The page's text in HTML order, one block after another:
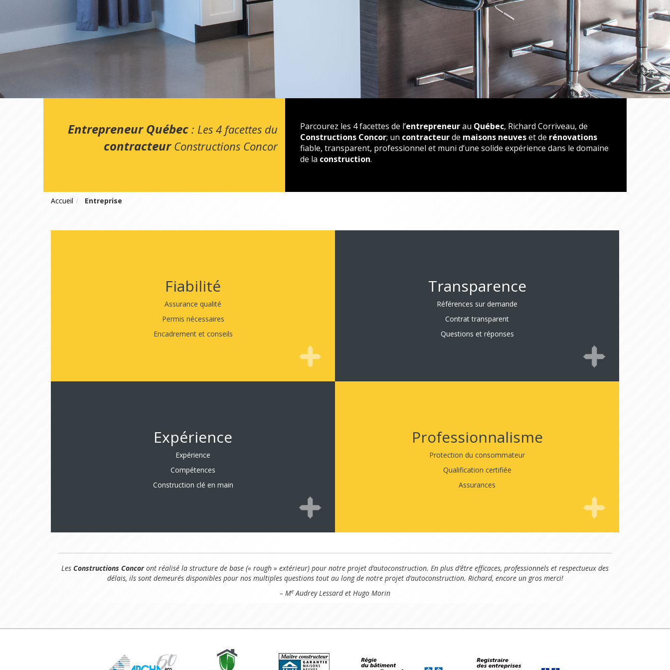
Entrepreneur Québec : Les 4 facettes du
contracteurConstructions Concor
Parcourez les 4 facettes de l’entrepreneurau Québec, Richard Corriveau, de
Constructions Concor; un contracteurde maisons neuveset de rénovations
fiable, transparent, professionnel et muni d’une solide expérience dans le domaine
de la construction.
Accueil Entreprise
Fiabilité
Assurance qualité
Permis nécessaires
Encadrement et conseils
Transparence
Références sur demande
Contrat transparent
Questions et réponses
Expérience
Expérience
Compétences
Construction clé en main
Professionnalisme
Protection du consommateur
Qualification certifiée
Assurances
Les Constructions Concoront réalisé la structure de base (« rough » extérieur) pour notre projet d’autoconstruction. En plus d’être efficaces, professionnels et respectueux des
délais, ils sont demeurés disponibles pour nos multiples questions tout au long de notre projet d’autoconstruction. Richard, encore un gros merci!
– Me Audrey Lessard et Hugo Morin